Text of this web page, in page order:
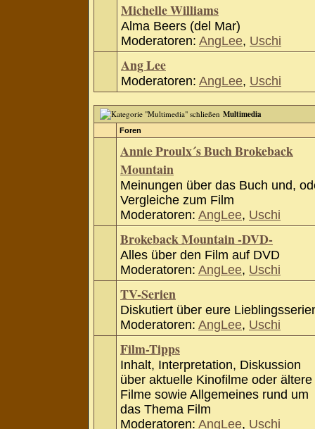
Michelle Williams
Alma Beers (del Mar)
Moderatoren: AngLee, Uschi
Ang Lee
Moderatoren: AngLee, Uschi
Multimedia
Foren
Annie Proulx´s Buch Brokeback
Mountain
Meinungen über das Buch und,
Vergleiche zum Film
Moderatoren: AngLee, Uschi
Brokeback Mountain -DVD-
Alles über den Film auf DVD
Moderatoren: AngLee, Uschi
TV-Serien
Diskutiert über eure
Moderatoren: AngLee, Uschi
Film-Tipps
Inhalt, Interpretation, Diskussion
über aktuelle Kinofilme oder ältere
Filme sowie Allgemeines rund um
das Thema Film
Moderatoren: AngLee, Uschi